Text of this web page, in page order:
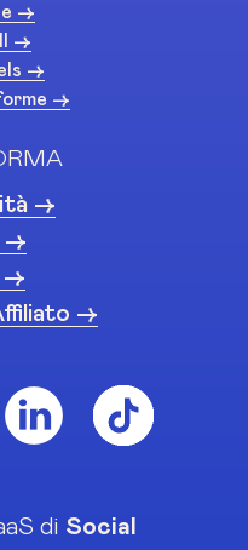
->
->
->
->
->
>
>
->
di Social